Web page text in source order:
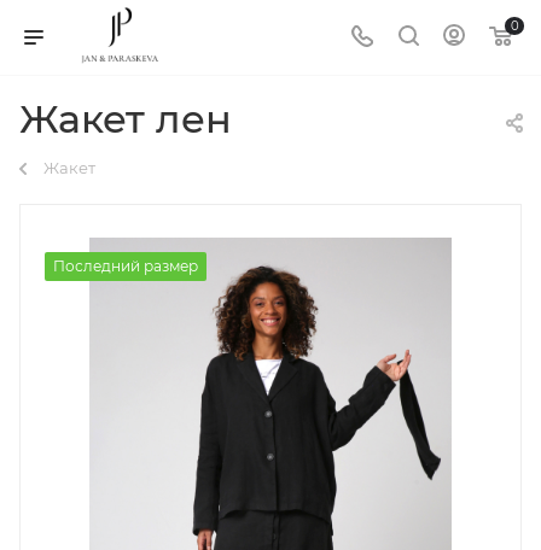
0
Жакет лен
Жакет
Последний размер